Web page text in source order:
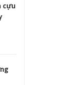
cựu